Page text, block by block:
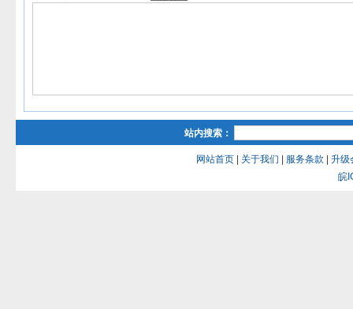
站内搜索：
网站首页| 关于我们 服务条款
升级
皖